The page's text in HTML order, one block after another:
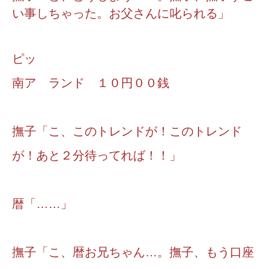
い事しちゃった。お父さんに叱られる」
ピッ
南ア ランド １０円００銭
撫子「こ、このトレンドが！このトレンド
が！あと２分待ってれば！！」
暦「……」
撫子「こ、暦お兄ちゃん…。撫子、もう口座